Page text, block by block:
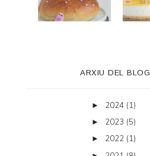
ARXIU DEL BLOG
► 2024 (1)
► 2023 (5)
► 2022 (1)